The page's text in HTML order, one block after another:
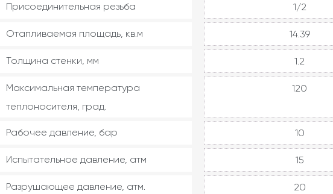
Присоединительная резьба 1/2
Отапливаемая площадь, кв.м 14.39
Толщина стенки, мм 1.2
Максимальная температура
теплоносителя, град.
120
Рабочее давление, бар 10
Испытательное давление, атм 15
Разрушающее давление, атм. 20